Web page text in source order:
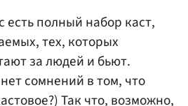
есть полный набор каст,
тех, которых
за людей и бьют.
сомнений в том, что
Так что, возможно,